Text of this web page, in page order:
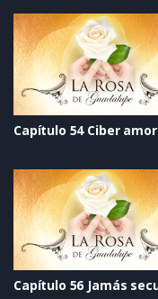
Capítulo 54 Ciber amor